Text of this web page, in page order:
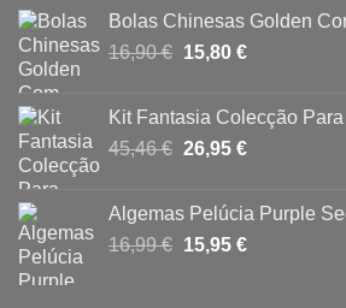
original
era:
atual
é:
Bolas Chinesas Golden
16,90€ O
era:
16,90 €.
15,80 €O
é:
15,80 €.
Kit Fantasia Colecção
45,46€ O
era:
45,46 €.
26,95 €O
é:
26,95 €.
Algemas Pelúcia Purple
16,99€ O
15,95 €O